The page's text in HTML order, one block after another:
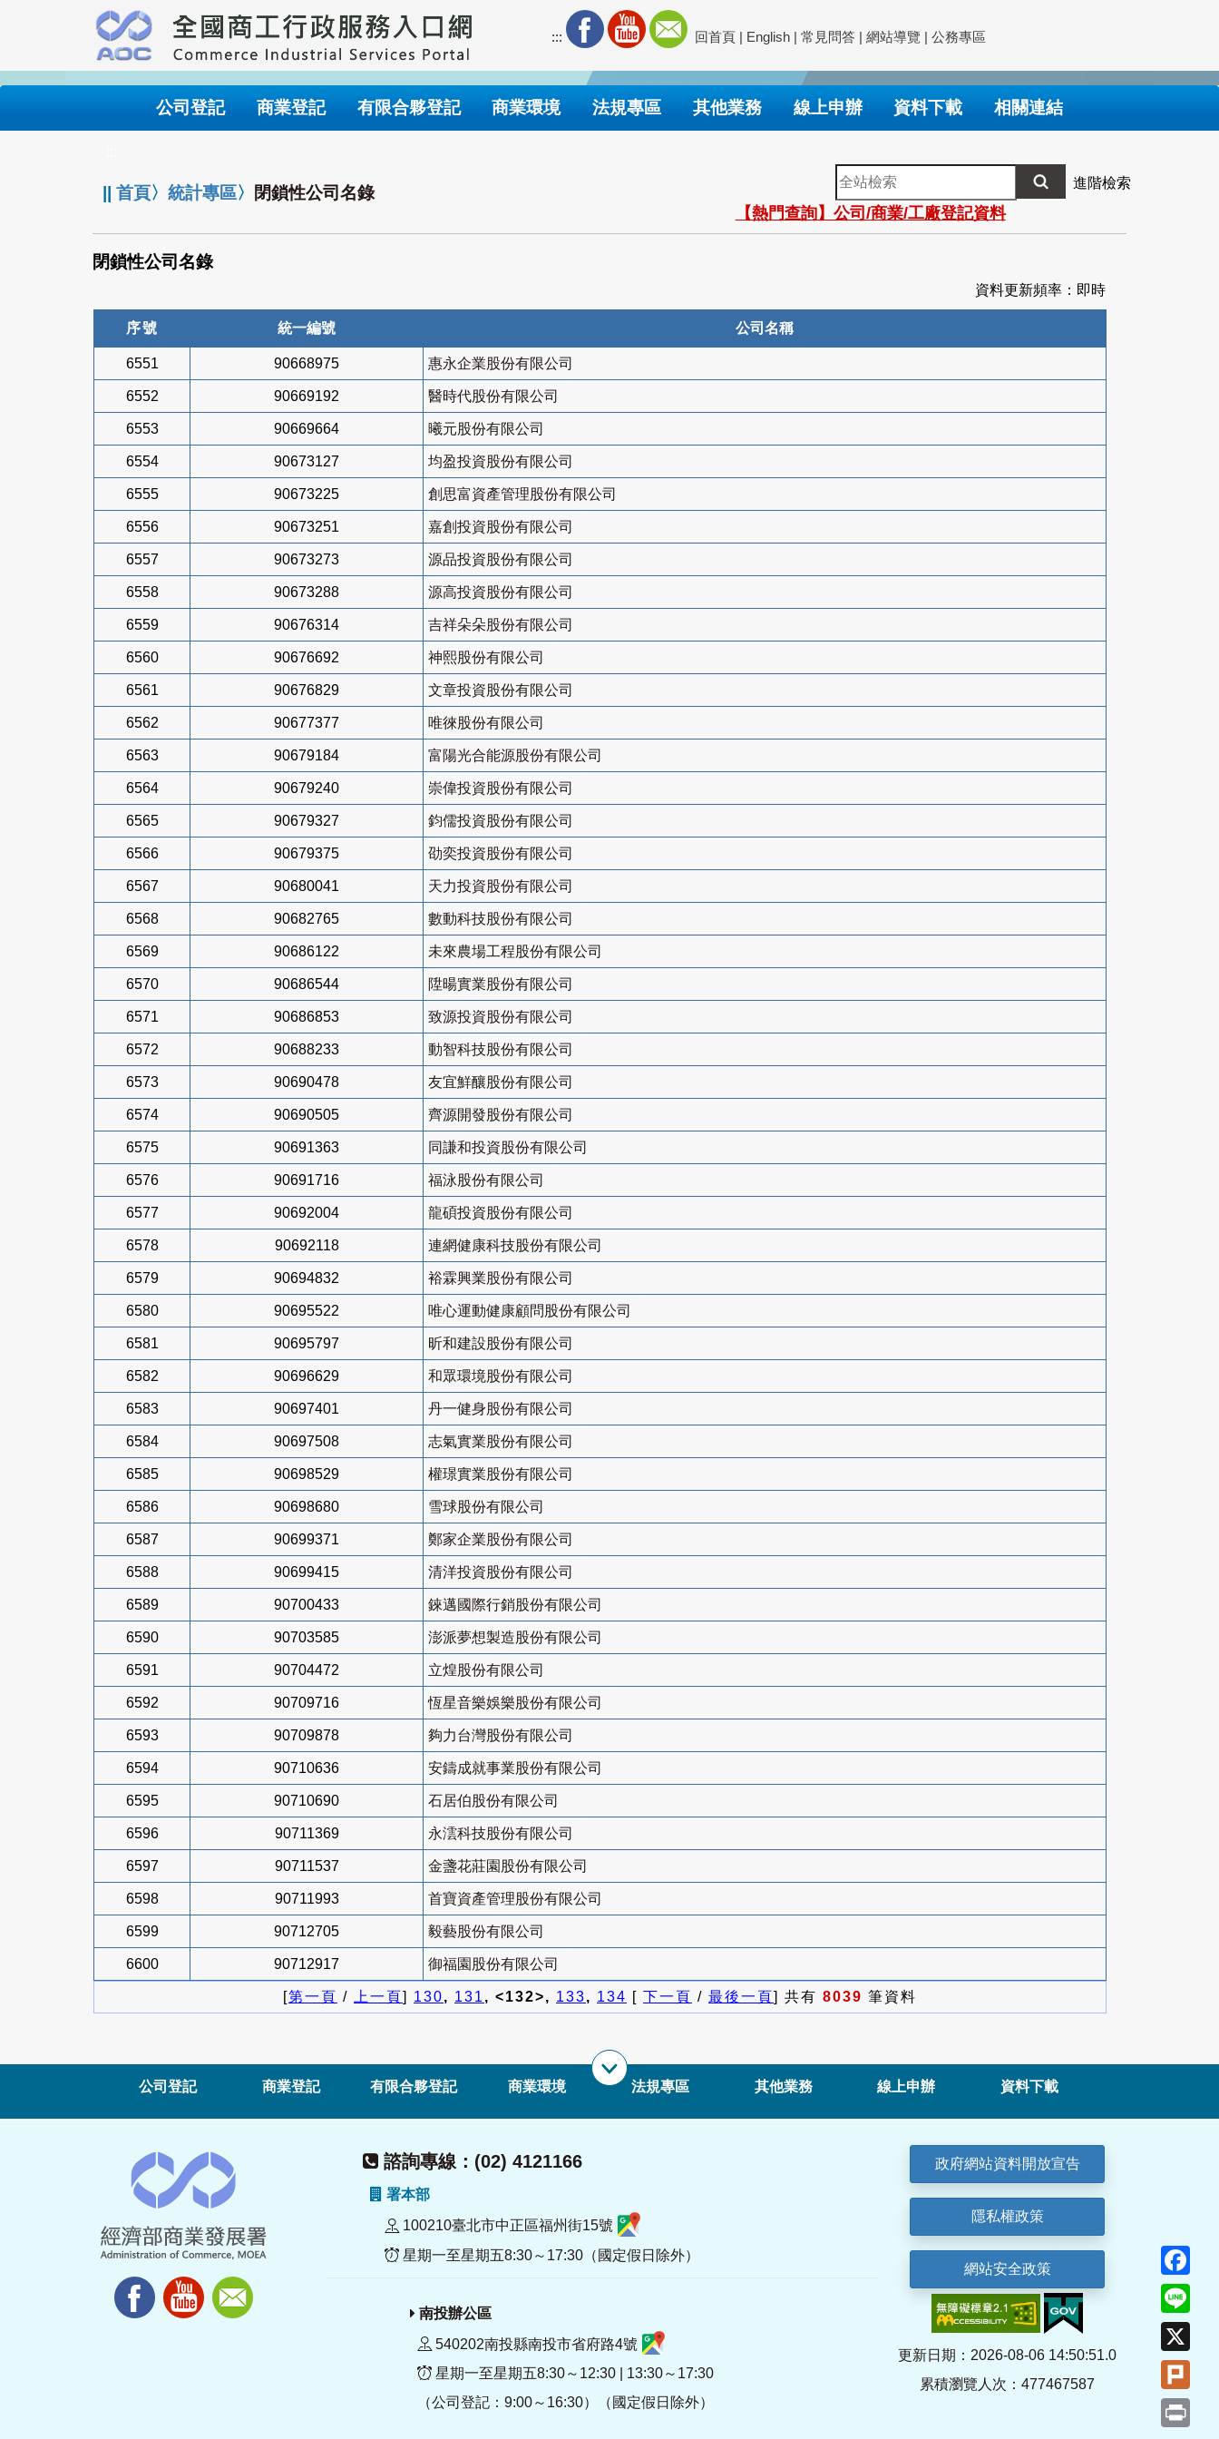
要
內
::: 回首頁 | English | 常見問答 | 網站導覽 | 公務專區
公司登記 商業登記 有限合夥登記 商業環境 法規專區 其他業務 線上申辦 資料下載 相關連結
||首頁〉統計專區〉 閉鎖性公司名錄
全
站
檢
索
進階檢索
【熱門查詢】公司/商業/工廠登記資料
閉鎖性公司名錄
資料更新頻率：即時
序號 統一編號 公司名稱
6551 90668975 惠永企業股份有限公司
6552 90669192 醫時代股份有限公司
6553 90669664 曦元股份有限公司
6554 90673127 均盈投資股份有限公司
6555 90673225 創思富資產管理股份有限公司
6556 90673251 嘉創投資股份有限公司
6557 90673273 源品投資股份有限公司
6558 90673288 源高投資股份有限公司
6559 90676314 吉祥朵朵股份有限公司
6560 90676692 神熙股份有限公司
6561 90676829 文章投資股份有限公司
6562 90677377 唯徠股份有限公司
6563 90679184 富陽光合能源股份有限公司
6564 90679240 崇偉投資股份有限公司
6565 90679327 鈞儒投資股份有限公司
6566 90679375 劭奕投資股份有限公司
6567 90680041 天力投資股份有限公司
6568 90682765 數動科技股份有限公司
6569 90686122 未來農場工程股份有限公司
6570 90686544 陞暘實業股份有限公司
6571 90686853 致源投資股份有限公司
6572 90688233 動智科技股份有限公司
6573 90690478 友宜鮮釀股份有限公司
6574 90690505 齊源開發股份有限公司
6575 90691363 同謙和投資股份有限公司
6576 90691716 福泳股份有限公司
6577 90692004 龍碩投資股份有限公司
6578 90692118 連網健康科技股份有限公司
6579 90694832 裕霖興業股份有限公司
6580 90695522 唯心運動健康顧問股份有限公司
6581 90695797 昕和建設股份有限公司
6582 90696629 和眾環境股份有限公司
6583 90697401 丹一健身股份有限公司
6584 90697508 志氣實業股份有限公司
6585 90698529 權璟實業股份有限公司
6586 90698680 雪球股份有限公司
6587 90699371 鄭家企業股份有限公司
6588 90699415 清洋投資股份有限公司
6589 90700433 錸邁國際行銷股份有限公司
6590 90703585 澎派夢想製造股份有限公司
6591 90704472 立煌股份有限公司
6592 90709716 恆星音樂娛樂股份有限公司
6593 90709878 夠力台灣股份有限公司
6594 90710636 安鑄成就事業股份有限公司
6595 90710690 石居伯股份有限公司
6596 90711369 永澐科技股份有限公司
6597 90711537 金盞花莊園股份有限公司
6598 90711993 首寶資產管理股份有限公司
6599 90712705 毅藝股份有限公司
6600 90712917 御福園股份有限公司
[第一頁 / 上一頁] 130, 131, <132>, 133, 134 [ 下一頁 / 最後一頁] 共有 8039 筆資料
公司登記 商業登記 有限合夥登記 商業環境 法規專區 其他業務 線上申辦 資料下載
諮詢專線：(02) 4121166
署本部
100210臺北市中正區福州街15號
星期一至星期五8:30～17:30（國定假日除外）
南投辦公區
540202南投縣南投市省府路4號
星期一至星期五8:30～12:30 | 13:30～17:30
（公司登記：9:00～16:30）（國定假日除外）
政府網站資料開放宣告
隱私權政策
網站安全政策
更新日期：2026-08-06 14:50:51.0
累積瀏覽人次：477467587